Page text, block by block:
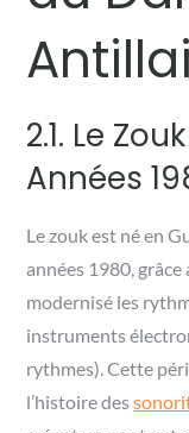
2.1. Le
Années
Le zouk est né en
années 1980, grâce
modernisé les
instruments
rythmes). Cette
l’histoire des